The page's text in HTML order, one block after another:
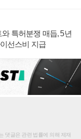
특허분쟁 매듭, 5년
선스비 지급
댓글은 관련 법률에 의해 제재